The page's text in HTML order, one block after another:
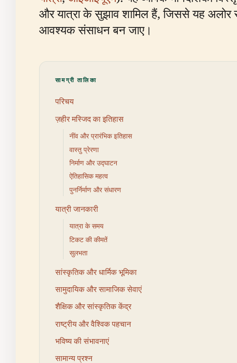
और यात्रा के सुझाव शामिल हैं, जिससे यह अलोर
आवश्यक संसाधन बन जाए।
सामग्री तालिका
परिचय
ज़हीर मस्जिद का इतिहास
नींव और प्रारंभिक इतिहास
वास्तु प्रेरणा
निर्माण और उद्घाटन
ऐतिहासिक महत्व
पुनर्निर्माण और संधारण
यात्री जानकारी
यात्रा के समय
टिकट की कीमतें
सुलभता
सांस्कृतिक और धार्मिक भूमिका
सामुदायिक और सामाजिक सेवाएं
शैक्षिक और सांस्कृतिक केंद्र
राष्ट्रीय और वैश्विक पहचान
भविष्य की संभावनाएं
सामान्य प्रश्न